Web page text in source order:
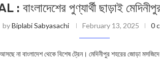
পুণ্যার্থী ছাড়াই
byBiplabi Sabyasachi February 13, 2025 0
না বাংলাদেশ থেকে বিশেষ ট্রেন। মেদিনীপুর শহরের জোড়া